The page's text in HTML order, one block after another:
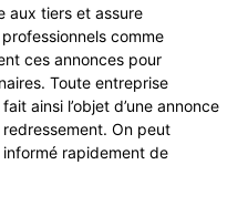
aux tiers et assure
comme
ces annonces pour
Toute entreprise
ainsi l’objet d’une annonce
On peut
informé rapidement de